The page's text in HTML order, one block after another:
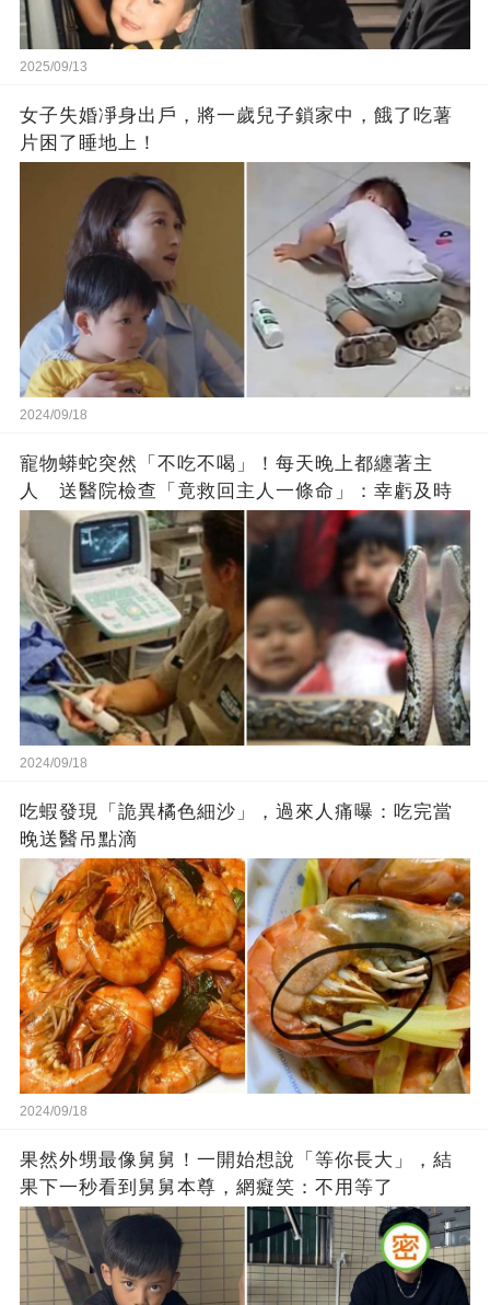
2025/09/13
女子失婚凈身出戶，將一歲兒子鎖家中，餓了吃薯
片困了睡地上！
2024/09/18
寵物蟒蛇突然「不吃不喝」！每天晚上都纏著主
人 送醫院檢查「竟救回主人一條命」：幸虧及時
2024/09/18
吃蝦發現「詭異橘色細沙」，過來人痛曝：吃完當
晚送醫吊點滴
2024/09/18
果然外甥最像舅舅！一開始想說「等你長大」，結
果下一秒看到舅舅本尊，網癡笑：不用等了